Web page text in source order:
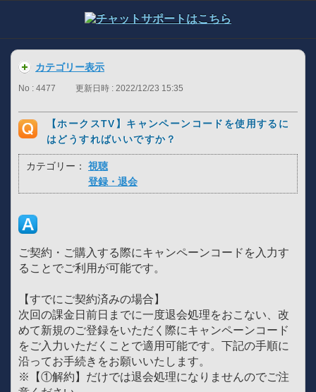
カテゴリー表示
No : 4477 更新日時 : 2022/12/23 15:35
【ホークスTV】キャンペーンコードを使用するに
はどうすればいいですか？
カテゴリー：
視聴
登録・退会
ご契約・ご購入する際にキャンペーンコードを入力す
ることでご利用が可能です。
【すでにご契約済みの場合】
次回の課金日前日までに一度退会処理をおこない、改
めて新規のご登録をいただく際にキャンペーンコード
をご入力いただくことで適用可能です。下記の手順に
沿ってお手続きをお願いいたします。
※【①解約】だけでは退会処理になりませんのでご注